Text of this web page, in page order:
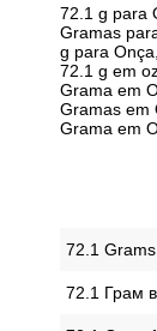
72.1 g para
Gramas
g para
72.1 g em
Grama em
Gramas em
Grama em
‎72.1
‎72.1 Грам